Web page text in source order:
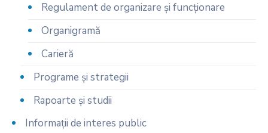
Regulament de organizare și funcționare
Organigramă
Carieră
Programe și strategii
Rapoarte și studii
Informații de interes public